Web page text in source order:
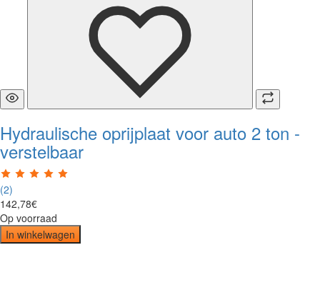
Hydraulische oprijplaat voor auto 2 ton -
verstelbaar
(2)
142,78€
Op voorraad
In winkelwagen